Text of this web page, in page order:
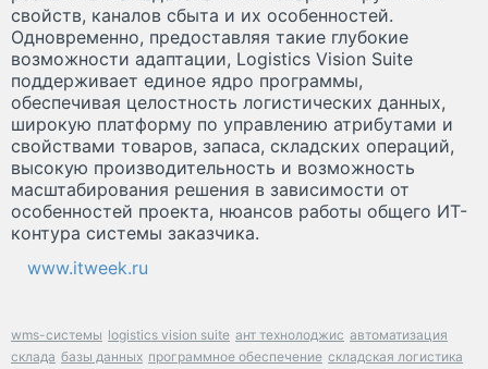
свойств, каналов сбыта и их особенностей.
Одновременно, предоставляя такие глубокие
возможности адаптации, Logistics Vision Suite
поддерживает единое ядро программы,
обеспечивая целостность логистических данных,
широкую платформу по управлению атрибутами и
свойствами товаров, запаса, складских операций,
высокую производительность и возможность
масштабирования решения в зависимости от
особенностей проекта, нюансов работы общего ИТ-
контура системы заказчика.
www.itweek.ru
wms-системы logistics vision suite ант технолоджис автоматизация
склада базы данных программное обеспечение складская логистика